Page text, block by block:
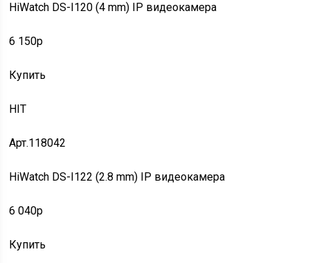
HiWatch DS-I120 (4 mm) IP видеокамера
6 150p
Купить
HIT
Арт.118042
HiWatch DS-I122 (2.8 mm) IP видеокамера
6 040p
Купить